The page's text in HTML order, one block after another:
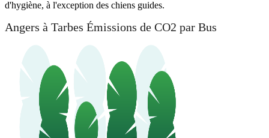
d'hygiène, à l'exception des chiens guides.
Angers à Tarbes Émissions de CO2 par Bus